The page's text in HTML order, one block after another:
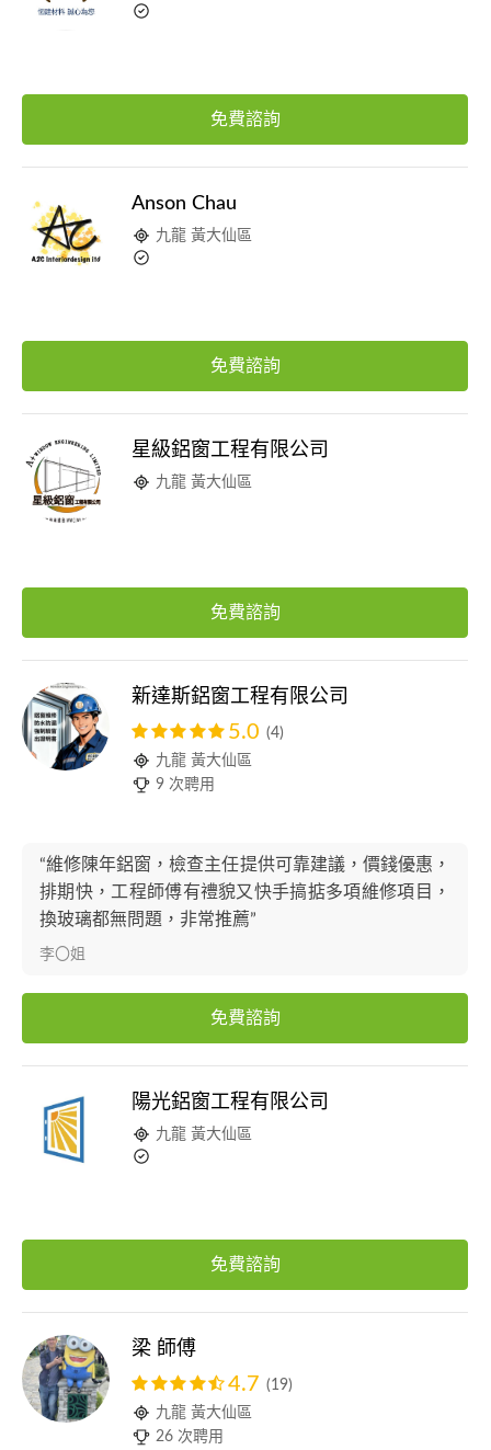
免費諮詢
Anson Chau
九龍 黃大仙區
免費諮詢
星級鋁窗工程有限公司
九龍 黃大仙區
免費諮詢
新達斯鋁窗工程有限公司
5.0 (4)
九龍 黃大仙區
9 次聘用
“維修陳年鋁窗，檢查主任提供可靠建議，價錢優惠，
排期快，工程師傅有禮貌又快手搞掂多項維修項目，
換玻璃都無問題，非常推薦”
李〇姐
免費諮詢
陽光鋁窗工程有限公司
九龍 黃大仙區
免費諮詢
梁 師傅
4.7 (19)
九龍 黃大仙區
26 次聘用